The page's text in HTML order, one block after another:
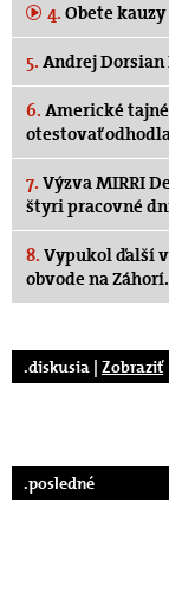
4. Obete
5. Andrej
6. Americké
otestovať
7. Výzva MIRRI
štyri pracovné
8. Vypukol ďalší
obvode na
.diskusia | Zobraziť
.posledné